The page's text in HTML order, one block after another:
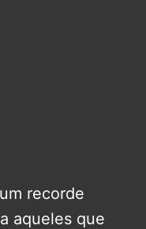
recorde
aqueles que